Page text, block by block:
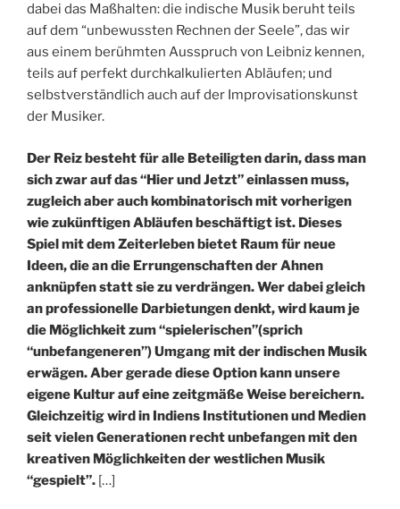
dabei das Maßhalten: die indische Musik beruht teils
auf dem “unbewussten Rechnen der Seele”, das wir
aus einem berühmten Ausspruch von Leibniz kennen,
teils auf perfekt durchkalkulierten Abläufen; und
selbstverständlich auch auf der Improvisationskunst
der Musiker.
Der Reiz besteht für alle Beteiligten darin, dass man
sich zwar auf das “Hier und Jetzt” einlassen muss,
zugleich aber auch kombinatorisch mit vorherigen
wie zukünftigen Abläufen beschäftigt ist. Dieses
Spiel mit dem Zeiterleben bietet Raum für neue
Ideen, die an die Errungenschaften der Ahnen
anknüpfen statt sie zu verdrängen. Wer dabei gleich
an professionelle Darbietungen denkt, wird kaum je
die Möglichkeit zum “spielerischen”(sprich
“unbefangeneren”) Umgang mit der indischen Musik
erwägen. Aber gerade diese Option kann unsere
eigene Kultur auf eine zeitgmäße Weise bereichern.
Gleichzeitig wird in Indiens Institutionen und Medien
seit vielen Generationen recht unbefangen mit den
kreativen Möglichkeiten der westlichen Musik
“gespielt”. […]